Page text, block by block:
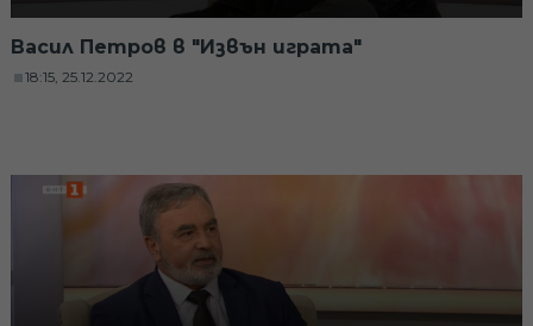
Васил Петров в "Извън играта"
18:15, 25.12.2022